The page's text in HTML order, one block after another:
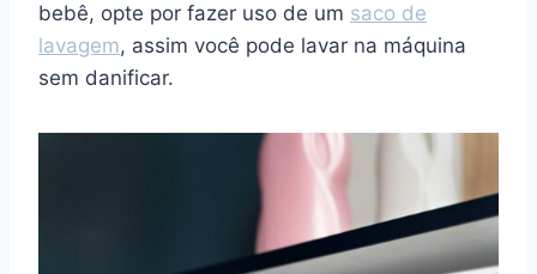
bebê, opte por fazer uso de um saco de
lavagem, assim você pode lavar na máquina
sem danificar.